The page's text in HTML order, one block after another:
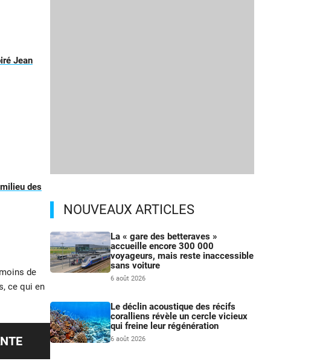
Jean
des
de
ce qui en
NOUVEAUX ARTICLES
La « gare des betteraves »
accueille encore 300 000
voyageurs, mais reste inaccessible
sans voiture
6 août 2026
Le déclin acoustique des récifs
coralliens révèle un cercle vicieux
qui freine leur régénération
6 août 2026